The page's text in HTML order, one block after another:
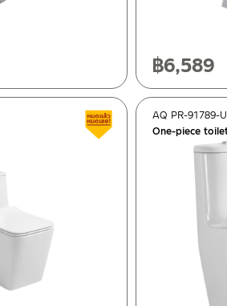
฿6,589
Clearance sale
One-piece
AQ PR-91789-